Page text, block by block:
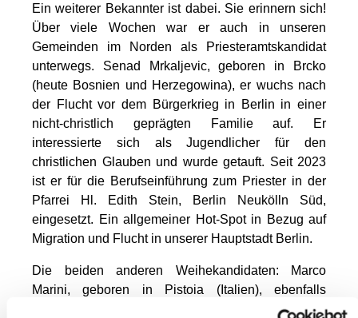
Ein weiterer Bekannter ist dabei. Sie erinnern sich!
Über viele Wochen war er auch in unseren
Gemeinden im Norden als Priesteramtskandidat
unterwegs. Senad Mrkaljevic, geboren in Brcko
(heute Bosnien und Herzegowina), er wuchs nach
der Flucht vor dem Bürgerkrieg in Berlin in einer
nicht-christlich geprägten Familie auf. Er
interessierte sich als Jugendlicher für den
christlichen Glauben und wurde getauft. Seit 2023
ist er für die Berufseinführung zum Priester in der
Pfarrei Hl. Edith Stein, Berlin Neukölln Süd,
eingesetzt. Ein allgemeiner Hot-Spot in Bezug auf
Migration und Flucht in unserer Hauptstadt Berlin.
Die beiden anderen Weihekandidaten: Marco
Marini, geboren in Pistoia (Italien), ebenfalls
Mitglied der Neokatechumenalen Gemeinschaft. Er